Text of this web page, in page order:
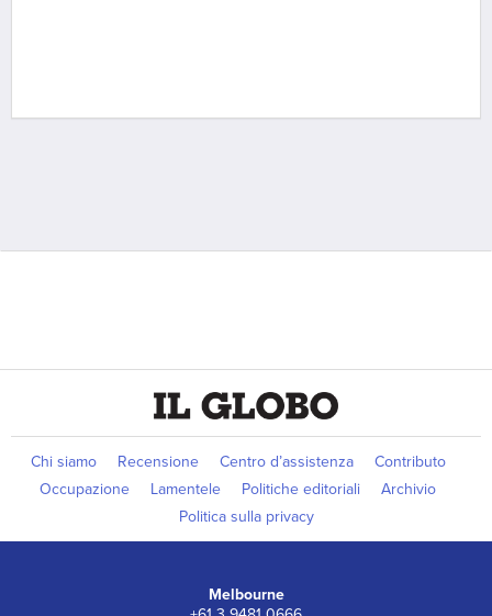
Chi siamo Recensione Centro d’assistenza
Contributo
Occupazione
Lamentele Politiche editoriali
Archivio
Politica sulla privacy
Melbourne